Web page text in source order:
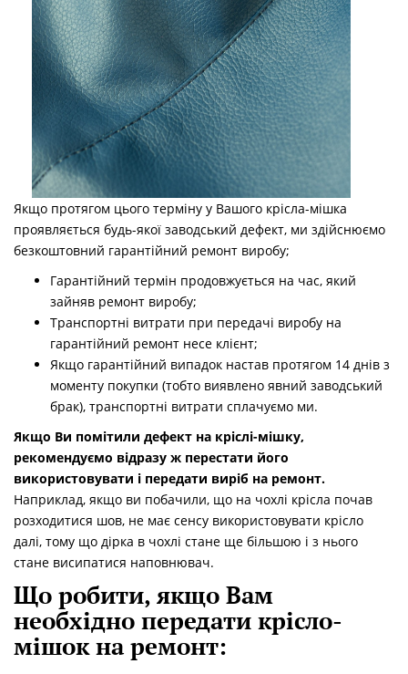
Якщо протягом цього терміну у Вашого крісла-мішка
проявляється будь-якої заводський дефект, ми здійснюємо
безкоштовний гарантійний ремонт виробу;
Гарантійний термін продовжується на час, який
зайняв ремонт виробу;
Транспортні витрати при передачі виробу на
гарантійний ремонт несе клієнт;
Якщо гарантійний випадок настав протягом 14 днів з
моменту покупки (тобто виявлено явний заводський
брак), транспортні витрати сплачуємо ми.
Якщо Ви помітили дефект на кріслі-мішку,
рекомендуємо відразу ж перестати його
використовувати і передати виріб на ремонт.
Наприклад, якщо ви побачили, що на чохлі крісла почав
розходитися шов, не має сенсу використовувати крісло
далі, тому що дірка в чохлі стане ще більшою і з нього
стане висипатися наповнювач.
Що робити, якщо Вам
необхідно передати крісло-
мішок на ремонт: